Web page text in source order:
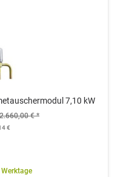
7,10 kW
2.660,00 € *
€